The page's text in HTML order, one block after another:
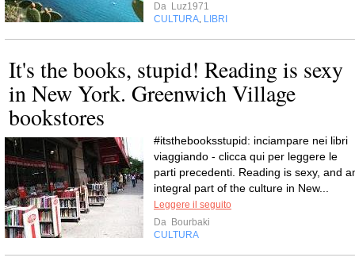
Da Luz1971
CULTURA LIBRI
It's the books, stupid! Reading is sexy
in New York. Greenwich Village
bookstores
#itsthebooksstupid: inciampare nei libri
viaggiando - clicca qui per leggere le
parti precedenti. Reading is sexy, and
integral part of the culture in New...
Leggere il seguito
Da Bourbaki
CULTURA